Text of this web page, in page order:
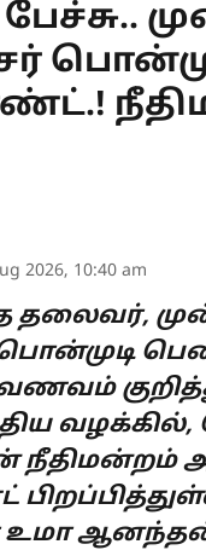
2026, 10:40 am
தலைவர்,
நீதிமன்றம்
உமா ஆனந்தன்